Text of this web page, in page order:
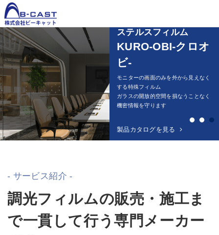
製品一覧 Product
Kasmy
MISKA
クロオビ
ミラーフィルム
導入ガイド
施工事例 Works
調光フィルム
Kasmy-カスミィ-
調光フィルムは電源のON/OFFで透明
不透明を切替え
瞬時にプライベート空間を作ります
調光フィルム
Kasmy-カスミィ-
調光フィルムKasmy施工事例集
オフィス・医療機関・工場・ドラマな
ど様々な空間で利用されています
ステルスフィルム
KURO-OBI-クロオ
ビ-
モニターの画面のみを外から見えなく
する特殊フィルム
ガラスの開放的空間を損なうことなく
機密情報を守ります
製品カタログを見る
1 2
- サービス紹介 -
調光フィルムの販売・施工ま
で一貫して行う専門メーカー